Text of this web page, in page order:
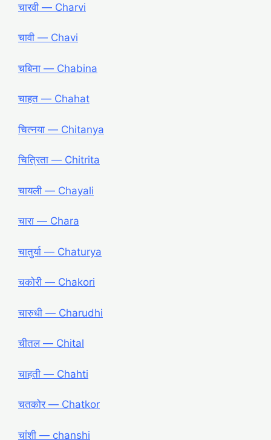
चारवी ― Charvi
चावी ― Chavi
चबिना ― Chabina
चाहत ― Chahat
चित्नया ― Chitanya
चित्रिता ― Chitrita
चायली ― Chayali
चारा ― Chara
चातुर्या ― Chaturya
चकोरी ― Chakori
चारुधी ― Charudhi
चीतल ― Chital
चाहती ― Chahti
चतकोर ― Chatkor
चांशी ― chanshi